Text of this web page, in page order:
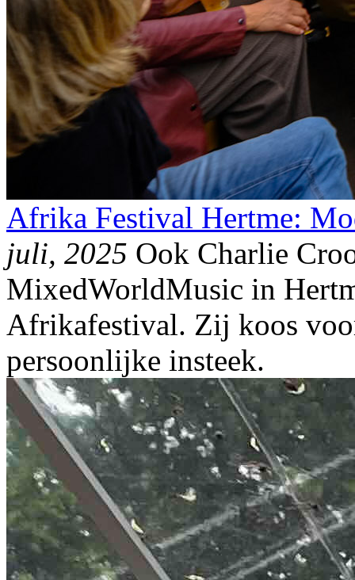
Afrika Festival Hertme:
juli, 2025 Ook Charlie
MixedWorldMusic in
Afrikafestival. Zij koos
persoonlijke insteek.